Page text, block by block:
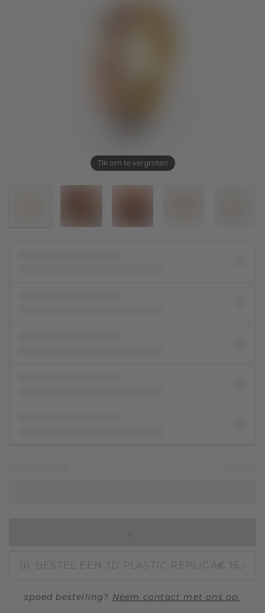
Tik om te vergroten
BESTEL EEN 3D PLASTIC REPLICA€ 15,-
spoed bestelling? Neem contact met ons op.